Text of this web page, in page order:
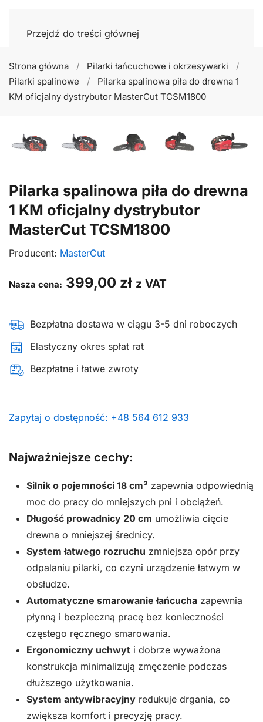
Przejdź do treści głównej
Strona główna
Pilarki łańcuchowe i okrzesywarki
Pilarki spalinowe
Pilarka spalinowa piła do drewna 1
KM oficjalny dystrybutor MasterCut TCSM1800
Pilarka spalinowa piła do drewna
1 KM oficjalny dystrybutor
MasterCut TCSM1800
Producent: MasterCut
Nasza cena: 399,00 zł z VAT
Bezpłatna dostawa w ciągu 3-5 dni roboczych
Elastyczny okres spłat rat
Bezpłatne i łatwe zwroty
Zapytaj o dostępność: +48 564 612 933
Najważniejsze cechy:
Silnik o pojemności 18 cm³ zapewnia odpowiednią
moc do pracy do mniejszych pni i obciążeń.
Długość prowadnicy 20 cm umożliwia cięcie
drewna o mniejszej średnicy.
System łatwego rozruchu zmniejsza opór przy
odpalaniu pilarki, co czyni urządzenie łatwym w
obsłudze.
Automatyczne smarowanie łańcucha zapewnia
płynną i bezpieczną pracę bez konieczności
częstego ręcznego smarowania.
Ergonomiczny uchwyt i dobrze wyważona
konstrukcja minimalizują zmęczenie podczas
dłuższego użytkowania.
System antywibracyjny redukuje drgania, co
zwiększa komfort i precyzję pracy.